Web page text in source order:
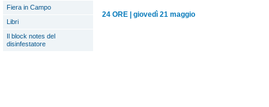
Fiera in Campo
Libri
Il block notes del
disinfestatore
24 ORE giovedì 21 maggio